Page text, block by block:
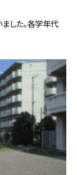
した。各学年代